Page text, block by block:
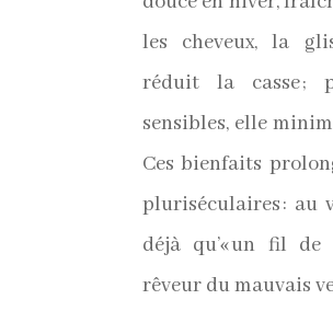
les cheveux, la
réduit la casse ;
sensibles, elle
Ces bienfaits
pluriséculaires : au
déjà qu’« un fil
rêveur du mauvais